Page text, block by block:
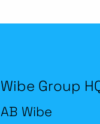
Wibe Group
AB Wibe